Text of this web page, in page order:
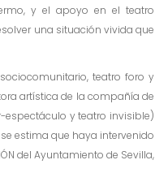
y el apoyo en el teatro
una situación vivida que
teatro foro y
artística de la compañía de
espectáculo y teatro invisible)
estima que haya intervenido
del Ayuntamiento de Sevilla,